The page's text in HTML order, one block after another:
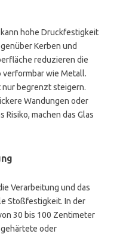
hohe Druckfestigkeit
Kerben und
reduzieren die
verformbar wie Metall.
begrenzt steigern.
Wandungen oder
machen das Glas
Verarbeitung und das
Stoßfestigkeit. In der
30 bis 100 Zentimeter
oder